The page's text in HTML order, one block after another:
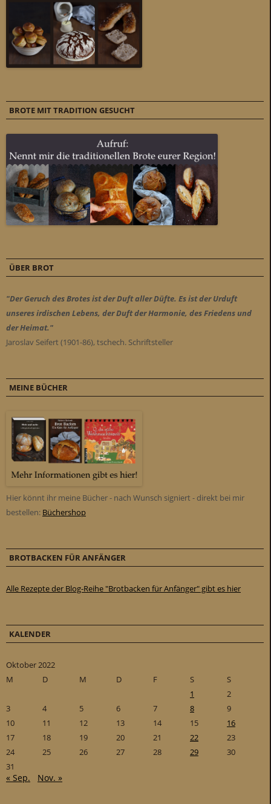
BROTE MIT TRADITION GESUCHT
ÜBER BROT
"Der Geruch des Brotes ist der Duft aller Düfte. Es ist der Urduft
unseres irdischen Lebens, der Duft der Harmonie, des Friedens und
der Heimat."
Jaroslav Seifert (1901-86), tschech. Schriftsteller
MEINE BÜCHER
Hier könnt ihr meine Bücher - nach Wunsch signiert - direkt bei mir
bestellen: Büchershop
BROTBACKEN FÜR ANFÄNGER
Alle Rezepte der Blog-Reihe "Brotbacken für Anfänger" gibt es hier
KALENDER
Oktober 2022
M
D M D F S
S
1
2
3
4 5 6 7 8
9
10
11 12 13 14 15
16
17
18 19 20 21 22
23
24
25 26 27 28 29
30
31
« Sep. Nov. »